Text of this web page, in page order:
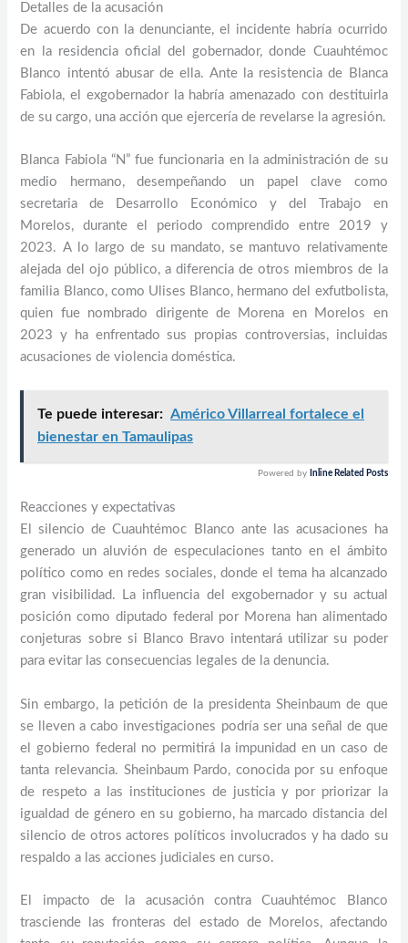
Detalles de la acusación
De acuerdo con la denunciante, el incidente habría ocurrido
en la residencia oficial del gobernador, donde Cuauhtémoc
Blanco intentó abusar de ella. Ante la resistencia de Blanca
Fabiola, el exgobernador la habría amenazado con destituirla
de su cargo, una acción que ejercería de revelarse la agresión.
Blanca Fabiola “N” fue funcionaria en la administración de su
medio hermano, desempeñando un papel clave como
secretaria de Desarrollo Económico y del Trabajo en
Morelos, durante el periodo comprendido entre 2019 y
2023. A lo largo de su mandato, se mantuvo relativamente
alejada del ojo público, a diferencia de otros miembros de la
familia Blanco, como Ulises Blanco, hermano del exfutbolista,
quien fue nombrado dirigente de Morena en Morelos en
2023 y ha enfrentado sus propias controversias, incluidas
acusaciones de violencia doméstica.
Te puede interesar: Américo Villarreal fortalece el
bienestar en Tamaulipas
Powered by Inline Related Posts
Reacciones y expectativas
El silencio de Cuauhtémoc Blanco ante las acusaciones ha
generado un aluvión de especulaciones tanto en el ámbito
político como en redes sociales, donde el tema ha alcanzado
gran visibilidad. La influencia del exgobernador y su actual
posición como diputado federal por Morena han alimentado
conjeturas sobre si Blanco Bravo intentará utilizar su poder
para evitar las consecuencias legales de la denuncia.
Sin embargo, la petición de la presidenta Sheinbaum de que
se lleven a cabo investigaciones podría ser una señal de que
el gobierno federal no permitirá la impunidad en un caso de
tanta relevancia. Sheinbaum Pardo, conocida por su enfoque
de respeto a las instituciones de justicia y por priorizar la
igualdad de género en su gobierno, ha marcado distancia del
silencio de otros actores políticos involucrados y ha dado su
respaldo a las acciones judiciales en curso.
El impacto de la acusación contra Cuauhtémoc Blanco
trasciende las fronteras del estado de Morelos, afectando